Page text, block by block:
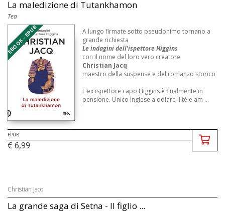
La maledizione di Tutankhamon
Tea
EBOOK - EPUB
A lungo firmate sotto pseudonimo tornano a
grande richiesta
Le indagini dell'ispettore Higgins
con il nome del loro vero creatore
Christian Jacq
maestro della suspense e del romanzo storico
L'ex ispettore capo Higgins è finalmente in
pensione. Unico inglese a odiare il tè e am ...
EPUB
€ 6,99
Christian Jacq
La grande saga di Setna - Il figlio ...